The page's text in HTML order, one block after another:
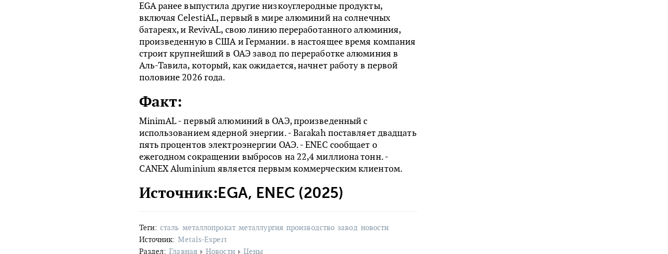
EGA ранее выпустила другие низкоуглеродные продукты,
включая CelestiAL, первый в мире алюминий на солнечных
батареях, и RevivAL, свою линию переработанного алюминия,
произведенную в США и Германии. в настоящее время компания
строит крупнейший в ОАЭ завод по переработке алюминия в
Аль-Тавила, который, как ожидается, начнет работу в первой
половине 2026 года.
Факт:
MinimAL - первый алюминий в ОАЭ, произведенный с
использованием ядерной энергии. - Barakah поставляет двадцать
пять процентов электроэнергии ОАЭ. - ENEC сообщает о
ежегодном сокращении выбросов на 22,4 миллиона тонн. -
CANEX Aluminium является первым коммерческим клиентом.
Источник: EGA, ENEC (2025)
Теги: сталь металлопрокат металлургия производство завод новости
Источник: Metals-Expert
Раздел: Главная Новости Цены